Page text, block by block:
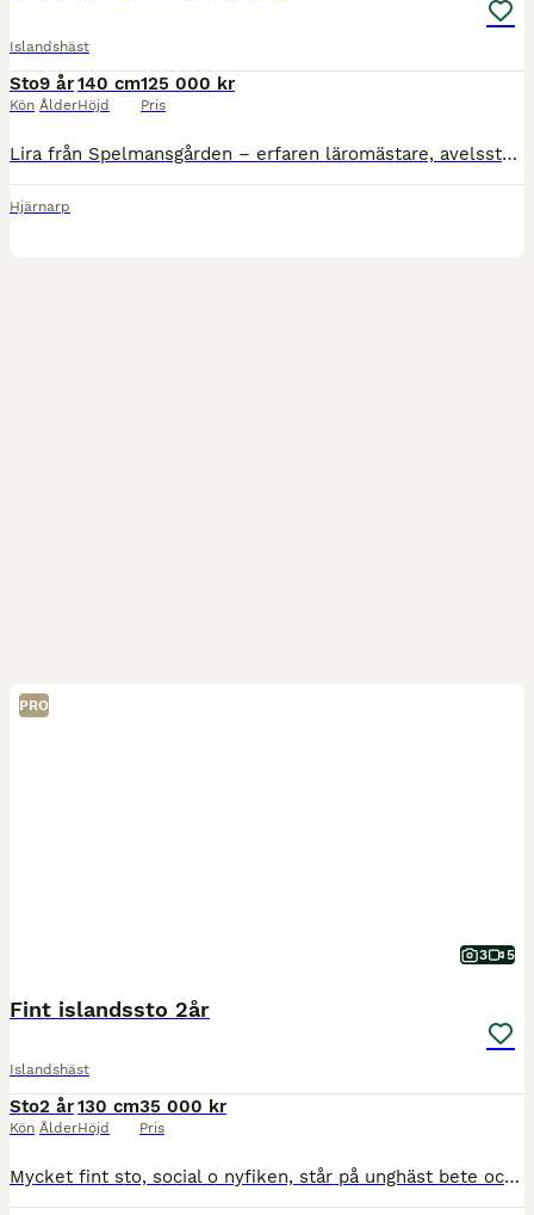
Islandshäst
Sto
Kön
9 år
Ålder
140 cm
Höjd
125 000 kr
Pris
Lira från Spelmansgården – erfaren läromästare, avelssto och passraket Nu söker fantastiska Lira från Spelmansgården, född 2017, sitt nästa hem. Det här är ett ovanligt tillfälle att 🥕förvärva🥕 ett
Hjärnarp
PRO
3 5
Fint islandssto 2år
Islandshäst
Sto
Kön
2 år
Ålder
130 cm
Höjd
35 000 kr
Pris
Mycket fint sto, social o nyfiken, står på unghäst bete och har tidigare gått på stort unghäst bete på Stenholmen . Åkt mycket transport, snäll att verka . Är efter fina Smyrill fra lian som tävlat VM